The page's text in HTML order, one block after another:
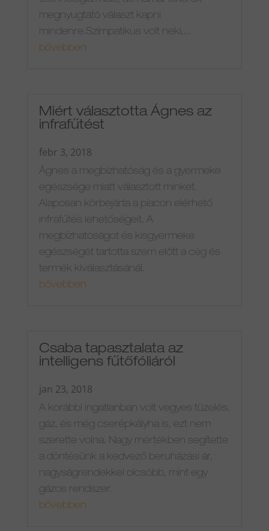
megnyugtató választ kapni
mindenre.Szimpatikus volt neki,...
bővebben
Miért választotta Ágnes az
infrafűtést
febr 3, 2018
Ágnes a megbízhatóság és a gyermeke
egészsége miatt választott minket.
Alaposan körbejárta a piacon elérhető
infrafűtés lehetőségeit. A
megbízhatóságot és kisgyermeke
egészségét tartotta szem előtt a cég és
termék kiválasztásánál.
bővebben
Csaba tapasztalata az
intelligens fűtőfóliáról
jan 23, 2018
A korábbi ingatlanban volt vegyes tüzelés,
gáz, és még cserépkályha is, ezt nem
szerette volna. Nagy mértékben segítette
a döntésünk a kedvező beruházási ár,
nagyságrendekkel olcsóbb, mint egy
gázos rendszer.
bővebben